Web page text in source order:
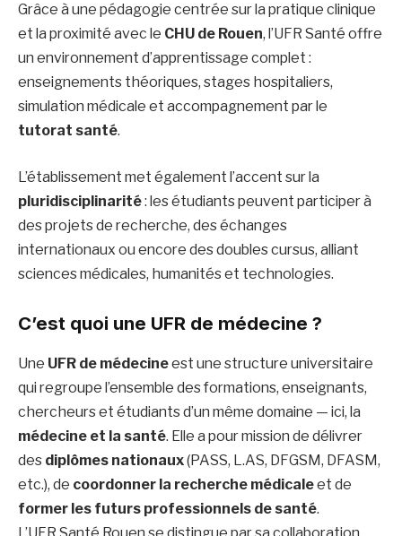
Grâce à une pédagogie centrée sur la pratique clinique
et la proximité avec le CHU de Rouen, l’UFR Santé offre
un environnement d’apprentissage complet :
enseignements théoriques, stages hospitaliers,
simulation médicale et accompagnement par le
tutorat santé.
L’établissement met également l’accent sur la
pluridisciplinarité: les étudiants peuvent participer à
des projets de recherche, des échanges
internationaux ou encore des doubles cursus, alliant
sciences médicales, humanités et technologies.
C’est quoi une UFR de médecine ?
Une UFR de médecineest une structure universitaire
qui regroupe l’ensemble des formations, enseignants,
chercheurs et étudiants d’un même domaine — ici, la
médecine et la santé. Elle a pour mission de délivrer
des diplômes nationaux(PASS, L.AS, DFGSM, DFASM,
etc.), de coordonner la recherche médicaleet de
former les futurs professionnels de santé.